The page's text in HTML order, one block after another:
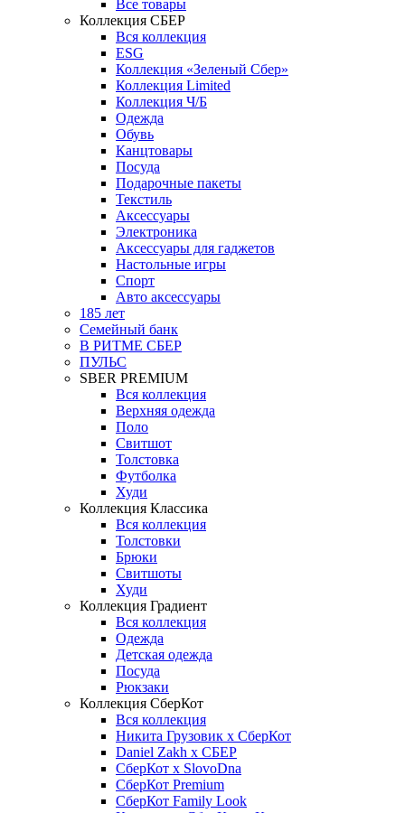
Все товары
Коллекция СБЕР
Вся коллекция
ESG
Коллекция «Зеленый Сбер»
Коллекция Limited
Коллекция Ч/Б
Одежда
Обувь
Канцтовары
Посуда
Подарочные пакеты
Текстиль
Аксессуары
Электроника
Аксессуары для гаджетов
Настольные игры
Спорт
Авто аксессуары
185 лет
Семейный банк
В РИТМЕ СБЕР
ПУЛЬС
SBER PREMIUM
Вся коллекция
Верхняя одежда
Поло
Свитшот
Толстовка
Футболка
Худи
Коллекция Классика
Вся коллекция
Толстовки
Брюки
Свитшоты
Худи
Коллекция Градиент
Вся коллекция
Одежда
Детская одежда
Посуда
Рюкзаки
Коллекция СберКот
Вся коллекция
Никита Грузовик х СберКот
Daniel Zakh x СБЕР
СберКот x SlovoDna
СберКот Premium
СберКот Family Look